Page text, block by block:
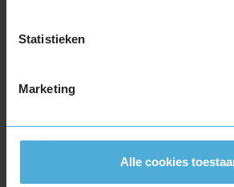
Statistieken
Marketing
Alle cookies
255/40R19 100Y EXTRALOAD
255/50R19 107W EXTRALOAD
265/35R19 98Y EXTRALOAD